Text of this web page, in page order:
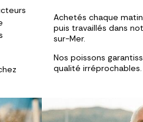
Achetés chaque
puis travaillés dans
sur-Mer.
Nos poissons
qualité irréprochables.